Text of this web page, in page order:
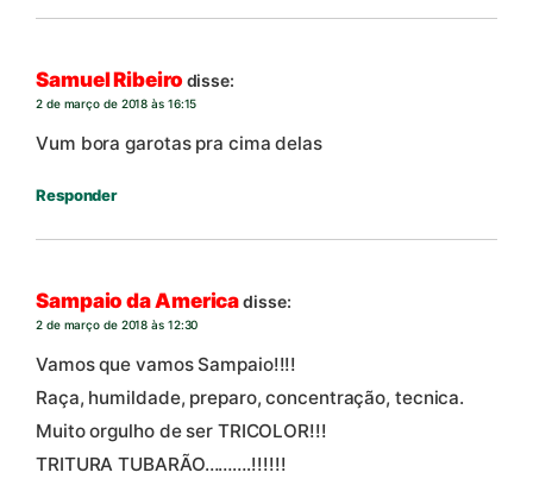
Samuel Ribeiro disse:
2 de março de 2018 às 16:15
Vum bora garotas pra cima delas
Responder
Sampaio da Americadisse:
2 de março de 2018 às 12:30
Vamos que vamos Sampaio!!!!
Raça, humildade, preparo, concentração, tecnica.
Muito orgulho de ser TRICOLOR!!!
TRITURA TUBARÃO……….!!!!!!